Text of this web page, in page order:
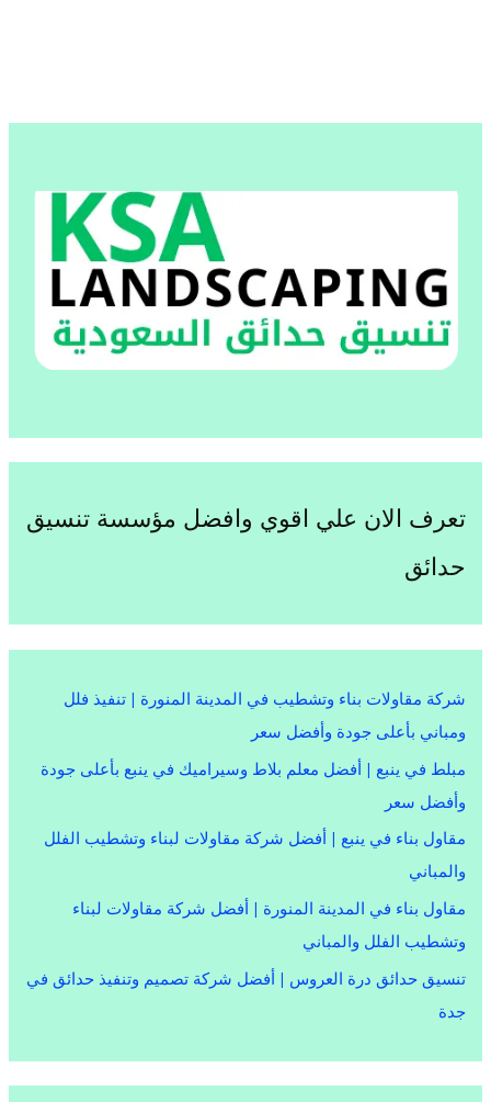
تعرف الان علي اقوي وافضل مؤسسة تنسيق
حدائق
شركة مقاولات بناء وتشطيب في المدينة المنورة | تنفيذ فلل
ومباني بأعلى جودة وأفضل سعر
مبلط في ينبع | أفضل معلم بلاط وسيراميك في ينبع بأعلى جودة
وأفضل سعر
مقاول بناء في ينبع | أفضل شركة مقاولات لبناء وتشطيب الفلل
والمباني
مقاول بناء في المدينة المنورة | أفضل شركة مقاولات لبناء
وتشطيب الفلل والمباني
تنسيق حدائق درة العروس | أفضل شركة تصميم وتنفيذ حدائق في
جدة